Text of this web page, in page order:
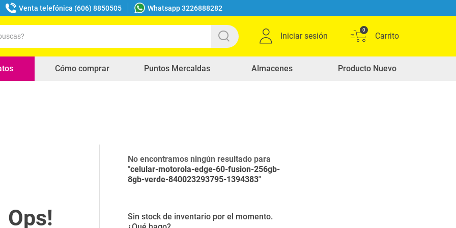
Venta telefónica (606) 8850505 Whatsapp 3226888282
Iniciar sesión
0
Cómo comprar Puntos Mercaldas Almacenes Producto Nuevo
No encontramos ningún resultado para
"celular-motorola-edge-60-fusion-256gb-
8gb-verde-840023293795-1394383"
Sin stock de inventario por el momento.
buscados